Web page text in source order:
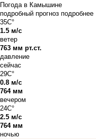
Погода в Камышине
подробный прогноз подробнее
35C°
1.5 м/с
ветер
763 мм рт.ст.
давление
сейчас
29C°
0.8 м/с
764 мм
вечером
24C°
2.5 м/с
764 мм
ночью